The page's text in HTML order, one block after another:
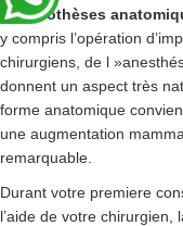
Les prothèses
y compris l’opération
chirurgiens, de l
donnent un aspect très
forme anatomique
une augmentation
remarquable.
Durant votre premiere
l’aide de votre